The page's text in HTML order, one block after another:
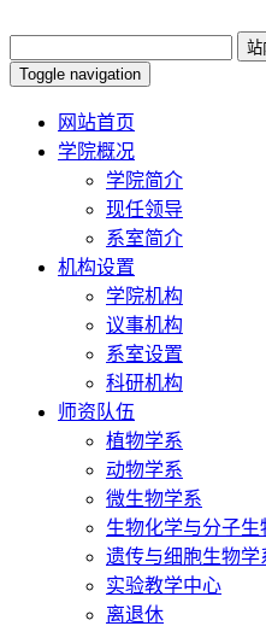
Toggle navigation
网站首页
学院概况
学院简介
现任领导
系室简介
机构设置
学院机构
议事机构
系室设置
科研机构
师资队伍
植物学系
动物学系
微生物学系
生物化学与分子生
遗传与细胞生物学
实验教学中心
离退休